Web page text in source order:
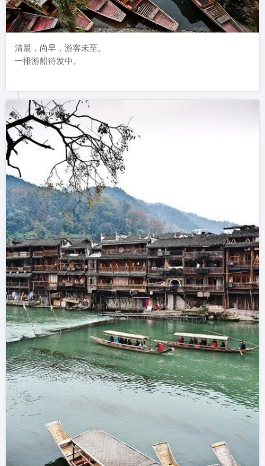
清晨，尚早，游客未至。
一排游船待发中。